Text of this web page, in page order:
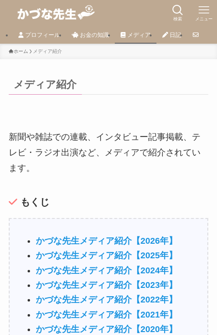
検索 メニュー
プロフィール お金の知識 メディア 日記
ホーム メディア紹介
メディア紹介
新聞や雑誌での連載、インタビュー記事掲載、テ
レビ・ラジオ出演など、メディアで紹介されてい
ます。
もくじ
かづな先生メディア紹介【2026年】
かづな先生メディア紹介【2025年】
かづな先生メディア紹介【2024年】
かづな先生メディア紹介【2023年】
かづな先生メディア紹介【2022年】
かづな先生メディア紹介【2021年】
かづな先生メディア紹介【2020年】